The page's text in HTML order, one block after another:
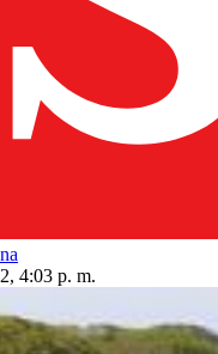
4:03 p. m.